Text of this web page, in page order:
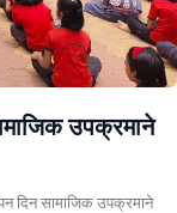
उपक्रमाने
दिन सामाजिक उपक्रमाने